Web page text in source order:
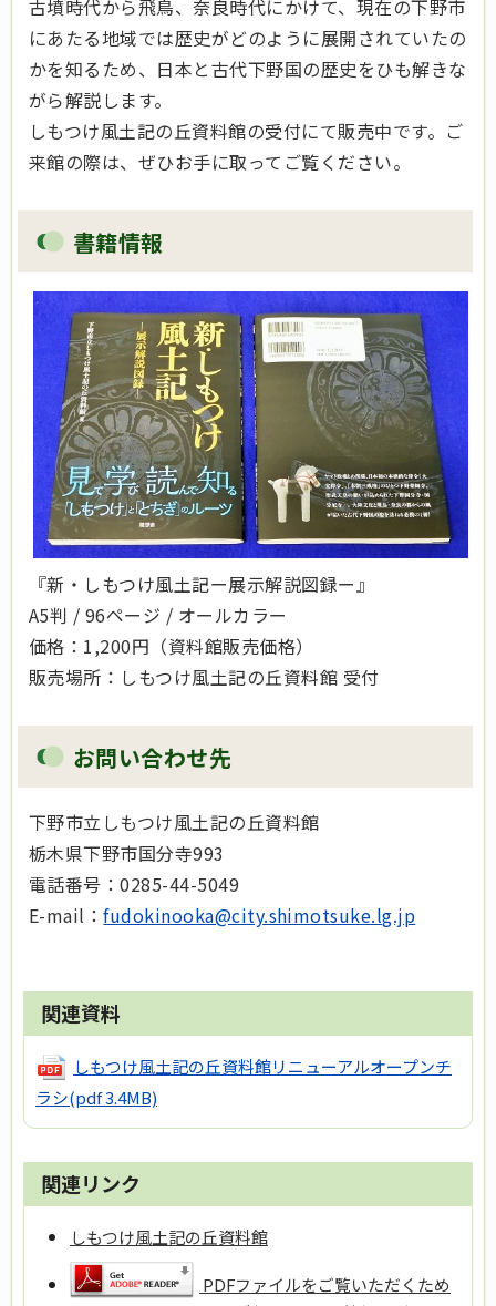
古墳時代から飛鳥、奈良時代にかけて、現在の下野市
にあたる地域では歴史がどのように展開されていたの
かを知るため、日本と古代下野国の歴史をひも解きな
がら解説します。
しもつけ風土記の丘資料館の受付にて販売中です。ご
来館の際は、ぜひお手に取ってご覧ください。
書籍情報
『新・しもつけ風土記ー展示解説図録ー』
A5判 / 96ページ / オールカラー
価格：1,200円（資料館販売価格）
販売場所：しもつけ風土記の丘資料館 受付
お問い合わせ先
下野市立しもつけ風土記の丘資料館
栃木県下野市国分寺993
電話番号：0285-44-5049
E-mail：fudokinooka@city.shimotsuke.lg.jp
関連資料
しもつけ風土記の丘資料館リニューアルオープンチ
ラシ(pdf 3.4MB)
関連リンク
しもつけ風土記の丘資料館
PDFファイルをご覧いただくため